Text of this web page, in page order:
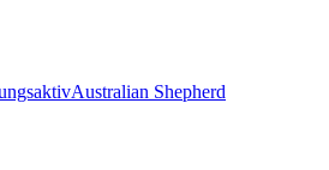
Australian Shepherd